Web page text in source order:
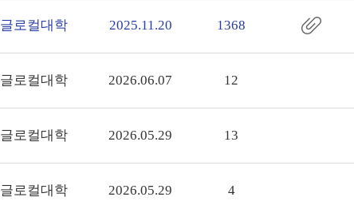
글로컬대학 2025.11.20 1368
글로컬대학 2026.06.07 12
글로컬대학 2026.05.29 13
글로컬대학 2026.05.29 4